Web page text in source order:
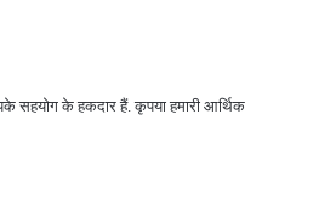
सहयोग के हकदार हैं. कृपया हमारी आर्थिक